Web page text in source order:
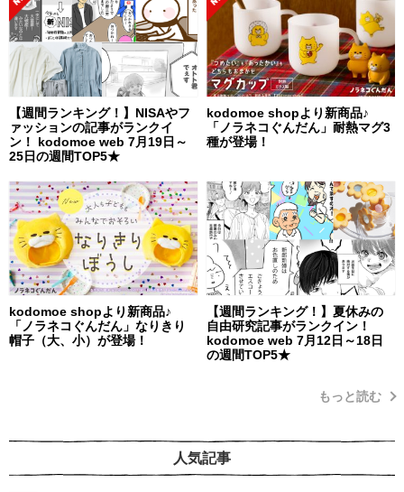
【週間ランキング！】NISAやフ
ァッションの記事がランクイ
ン！ kodomoe web 7月19日～
25日の週間TOP5★
kodomoe shopより新商品♪
「ノラネコぐんだん」耐熱マグ3
種が登場！
kodomoe shopより新商品♪
「ノラネコぐんだん」なりきり
帽子（大、小）が登場！
【週間ランキング！】夏休みの
自由研究記事がランクイン！
kodomoe web 7月12日～18日
の週間TOP5★
もっと読む
人気記事